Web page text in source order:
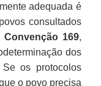
adequada é
consultados
Convenção 169,
dos
os protocolos
o povo precisa